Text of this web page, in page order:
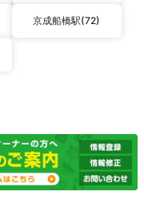
京成船橋駅(72)